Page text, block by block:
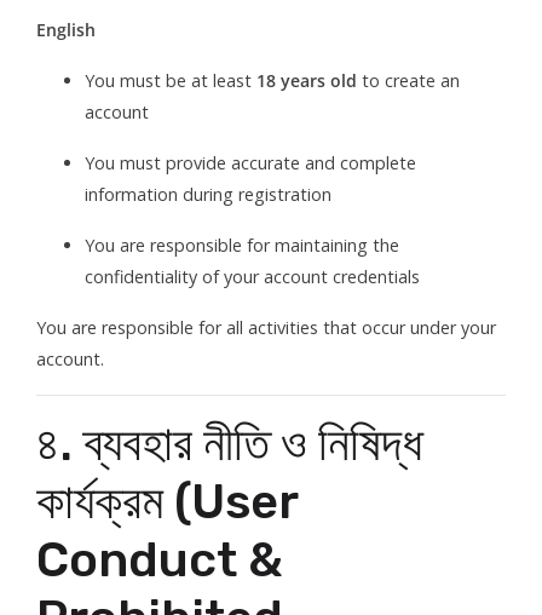
English
You must be at least 18 years old to create an
account
You must provide accurate and complete
information during registration
You are responsible for maintaining the
confidentiality of your account credentials
You are responsible for all activities that occur under your
account.
৪. ব্যবহার নীতি ও নিষিদ্ধ
কার্যক্রম (User
Conduct &